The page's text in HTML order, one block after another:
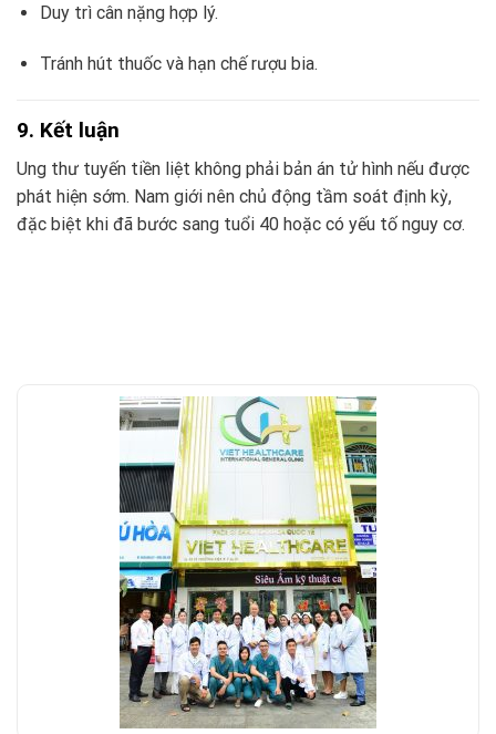
Duy trì cân nặng hợp lý.
Tránh hút thuốc và hạn chế rượu bia.
9. Kết luận
Ung thư tuyến tiền liệt không phải bản án tử hình nếu được
phát hiện sớm. Nam giới nên chủ động tầm soát định kỳ,
đặc biệt khi đã bước sang tuổi 40 hoặc có yếu tố nguy cơ.